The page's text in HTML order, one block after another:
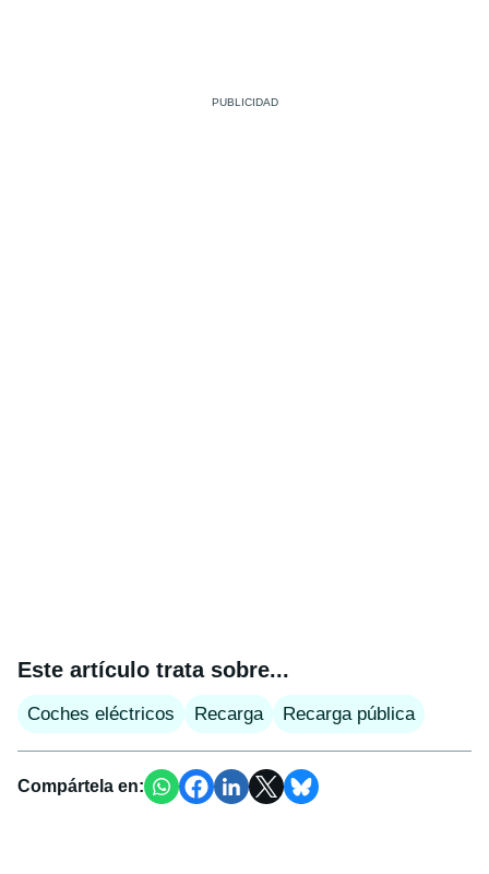
Este artículo trata sobre...
Coches eléctricos Recarga Recarga pública
Compártela en: